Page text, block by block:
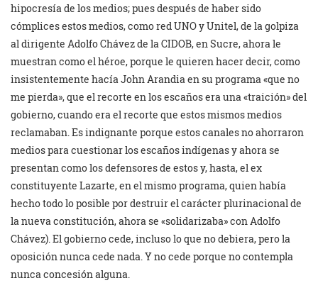
hipocresía de los medios; pues después de haber sido
cómplices estos medios, como red UNO y Unitel, de la golpiza
al dirigente Adolfo Chávez de la CIDOB, en Sucre, ahora le
muestran como el héroe, porque le quieren hacer decir, como
insistentemente hacía John Arandia en su programa «que no
me pierda», que el recorte en los escaños era una «traición» del
gobierno, cuando era el recorte que estos mismos medios
reclamaban. Es indignante porque estos canales no ahorraron
medios para cuestionar los escaños indígenas y ahora se
presentan como los defensores de estos y, hasta, el ex
constituyente Lazarte, en el mismo programa, quien había
hecho todo lo posible por destruir el carácter plurinacional de
la nueva constitución, ahora se «solidarizaba» con Adolfo
Chávez). El gobierno cede, incluso lo que no debiera, pero la
oposición nunca cede nada. Y no cede porque no contempla
nunca concesión alguna.